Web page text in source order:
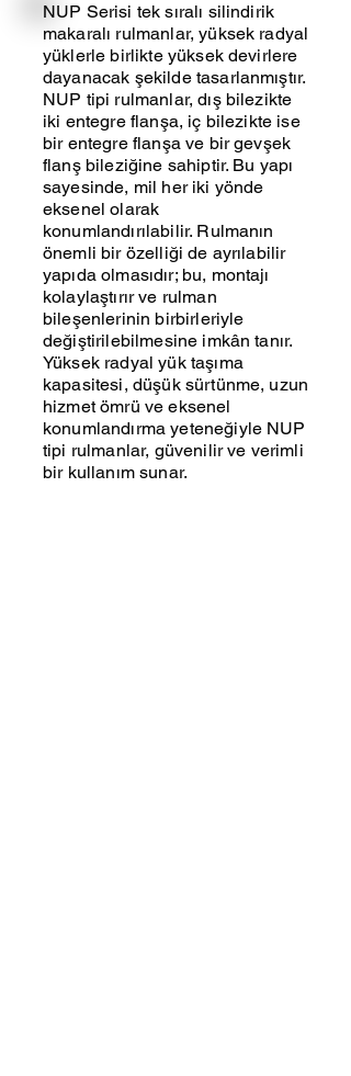
NUP Serisi tek sıralı silindirik
makaralı rulmanlar, yüksek radyal
yüklerle birlikte yüksek devirlere
dayanacak şekilde tasarlanmıştır.
NUP tipi rulmanlar, dış bilezikte
iki entegre flanşa, iç bilezikte ise
bir entegre flanşa ve bir gevşek
flanş bileziğine sahiptir. Bu yapı
sayesinde, mil her iki yönde
eksenel olarak
konumlandırılabilir. Rulmanın
önemli bir özelliği de ayrılabilir
yapıda olmasıdır; bu, montajı
kolaylaştırır ve rulman
bileşenlerinin birbirleriyle
değiştirilebilmesine imkân tanır.
Yüksek radyal yük taşıma
kapasitesi, düşük sürtünme, uzun
hizmet ömrü ve eksenel
konumlandırma yeteneğiyle NUP
tipi rulmanlar, güvenilir ve verimli
bir kullanım sunar.